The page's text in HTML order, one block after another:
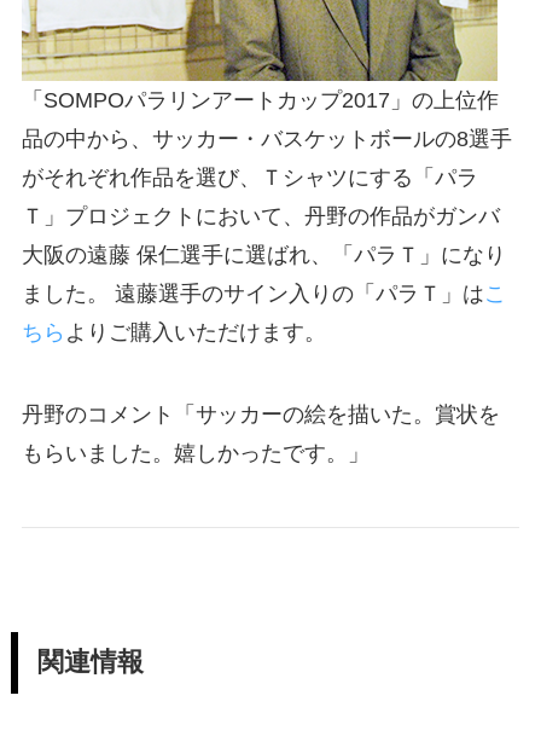
「SOMPOパラリンアートカップ2017」の上位作
品の中から、サッカー・バスケットボールの8選手
がそれぞれ作品を選び、Ｔシャツにする「パラ
Ｔ」プロジェクトにおいて、丹野の作品がガンバ
大阪の遠藤 保仁選手に選ばれ、「パラＴ」になり
ました。 遠藤選手のサイン入りの「パラＴ」はこ
ちら よりご購入いただけます。
丹野のコメント「サッカーの絵を描いた。賞状を
もらいました。嬉しかったです。」
関連情報